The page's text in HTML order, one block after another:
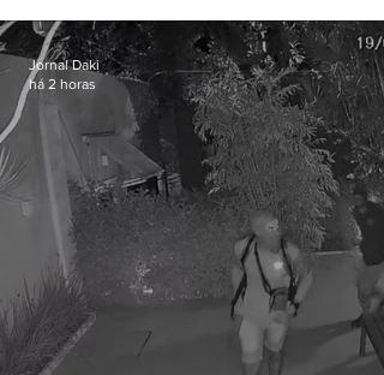
Jornal Daki
há 2 horas